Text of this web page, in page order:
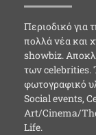
Περιοδικό για
πολλά νέα και
showbiz.
των celebrities.
φωτογραφικό
Social events,
Art/Cinema/
Life.